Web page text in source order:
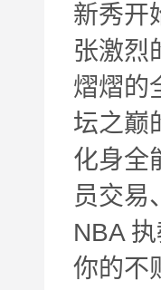
新秀开
张激烈
熠熠的
坛之巅
化身全
员交易
NBA
你的不